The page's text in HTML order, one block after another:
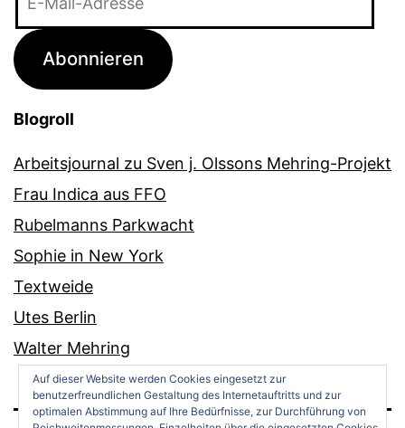
Adresse
Abonnieren
Blogroll
Arbeitsjournal zu Sven j. Olssons Mehring-Projekt
Frau Indica aus FFO
Rubelmanns Parkwacht
Sophie in New York
Textweide
Utes Berlin
Walter Mehring
Auf dieser Website werden Cookies eingesetzt zur
benutzerfreundlichen Gestaltung des Internetauftritts und zur
optimalen Abstimmung auf Ihre Bedürfnisse, zur Durchführung von